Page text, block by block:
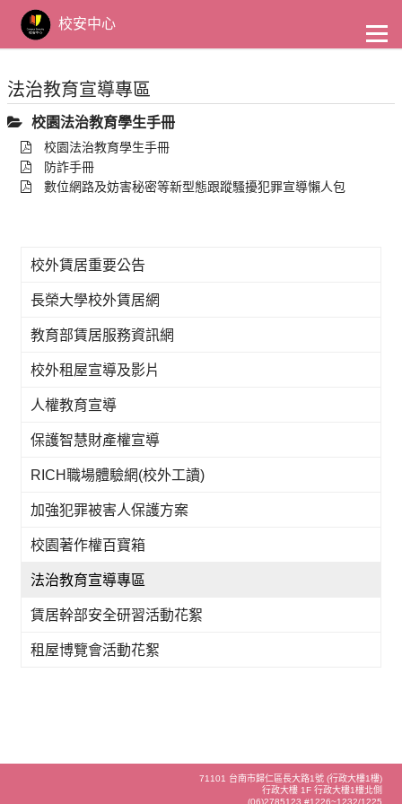
主
要
容
校安中心
法治教育宣導專區
校園法治教育學生手冊
校園法治教育學生手冊
防詐手冊
數位網路及妨害秘密等新型態跟蹤騷擾犯罪宣導懶人包
校外賃居重要公告
長榮大學校外賃居網
教育部賃居服務資訊網
校外租屋宣導及影片
人權教育宣導
保護智慧財產權宣導
RICH職場體驗網(校外工讀)
加強犯罪被害人保護方案
校園著作權百寶箱
法治教育宣導專區
賃居幹部安全研習活動花絮
租屋博覽會活動花絮
71101 台南市歸仁區長大路1號 (行政大樓1樓)
行政大樓 1F 行政大樓1樓北側